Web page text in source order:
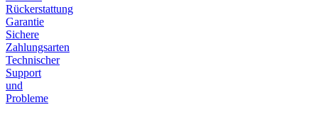
Rückerstattung
Garantie
Sichere
Zahlungsarten
Technischer
Support
und
Probleme